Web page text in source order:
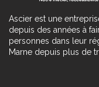
Ascier est une
depuis des années à
personnes dans leur
Marne depuis plus de